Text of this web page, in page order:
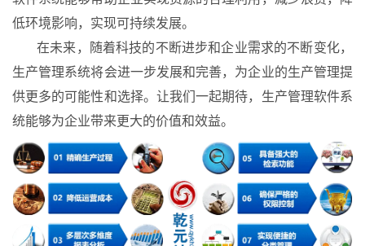
低环境影响，实现可持续发展。
在未来，随着科技的不断进步和企业需求的不断变化，
生产管理系统将会进一步发展和完善，为企业的生产管理提
供更多的可能性和选择。让我们一起期待，生产管理软件系
统能够为企业带来更大的价值和效益。